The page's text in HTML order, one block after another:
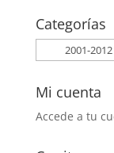
Categorías
Mi cuenta
Accede a tu